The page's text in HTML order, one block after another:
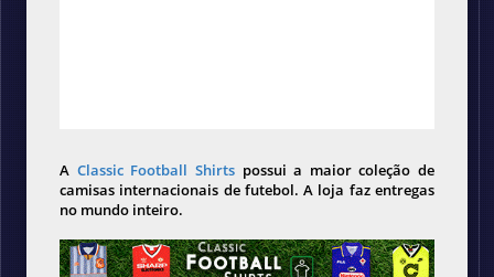
A Classic Football Shirts possui a maior coleção de
camisas internacionais de futebol. A loja faz entregas
no mundo inteiro.